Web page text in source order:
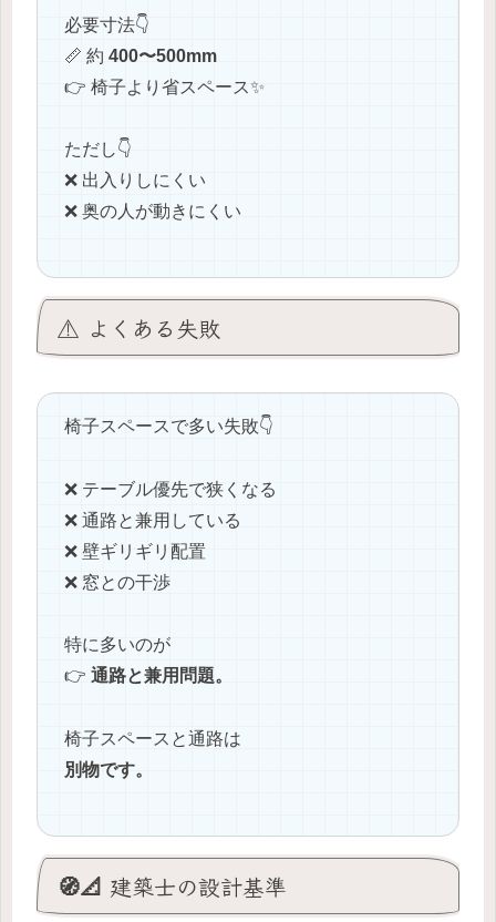
必要寸法👇
📏 約 400〜500mm
👉 椅子より省スペース✨
ただし👇
❌ 出入りしにくい
❌ 奥の人が動きにくい
⚠️ よくある失敗
椅子スペースで多い失敗👇
❌ テーブル優先で狭くなる
❌ 通路と兼用している
❌ 壁ギリギリ配置
❌ 窓との干渉
特に多いのが
👉 通路と兼用問題。
椅子スペースと通路は
別物です。
🧭📐 建築士の設計基準